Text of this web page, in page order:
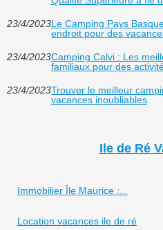
23/4/2023Le Camping Pays
endroit pour des
23/4/2023Camping Calvi : Les
familiaux pour des
23/4/2023Trouver le meilleur
vacances inoubliables
Ile de Ré
Immobilier Île Maurice :...
Location vacances ile de ré